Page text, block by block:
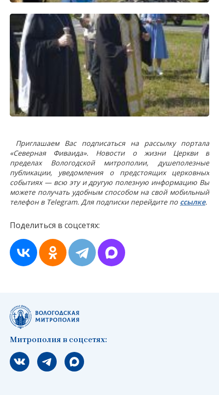
Приглашаем Вас подписаться на рассылку портала
«Северная Фиваида». Новости о жизни Церкви в
пределах Вологодской митрополии, душеполезные
публикации, уведомления о предстоящих церковных
событиях — всю эту и другую полезную информацию Вы
можете получать удобным способом на свой мобильный
телефон в Telegram. Для подписки перейдите по ссылке.
Поделиться в соцсетях:
Митрополия в соцсетях:
Мы вконтакте
Мы в telegram
Мы в Макс